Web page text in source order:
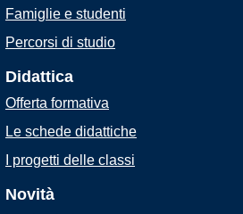
Famiglie e studenti
Percorsi di studio
Didattica
Offerta formativa
Le schede didattiche
I progetti delle classi
Novità